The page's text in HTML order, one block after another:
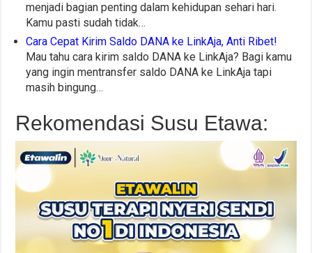
menjadi bagian penting dalam kehidupan sehari hari.
Kamu pasti sudah tidak…
Cara Cepat Kirim Saldo DANA ke LinkAja, Anti Ribet!
Mau tahu cara kirim saldo DANA ke LinkAja? Bagi kamu
yang ingin mentransfer saldo DANA ke LinkAja tapi
masih bingung…
Rekomendasi Susu Etawa: